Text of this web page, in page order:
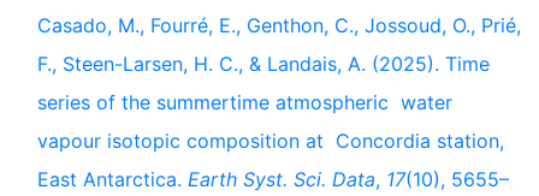
Casado, M., Fourré, E., Genthon, C., Jossoud, O., Prié,
F., Steen-Larsen, H. C., & Landais, A. (2025). Time
series of the summertime atmospheric water
vapour isotopic composition at Concordia station,
East Antarctica. Earth Syst. Sci. Data, 17(10), 5655–